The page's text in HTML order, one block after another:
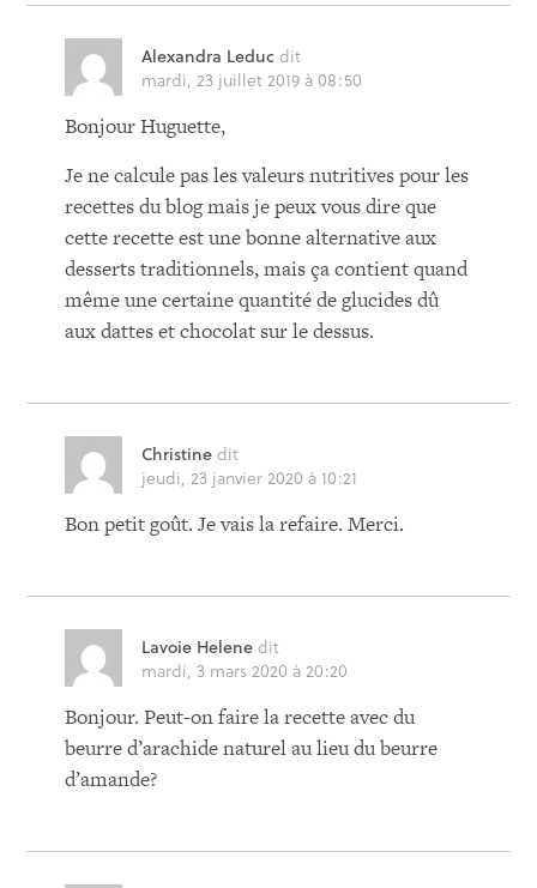
Alexandra Leduc dit
mardi, 23 juillet 2019 à 08:50
Bonjour Huguette,
Je ne calcule pas les valeurs nutritives pour les
recettes du blog mais je peux vous dire que
cette recette est une bonne alternative aux
desserts traditionnels, mais ça contient quand
même une certaine quantité de glucides dû
aux dattes et chocolat sur le dessus.
Christine dit
jeudi, 23 janvier 2020 à 10:21
Bon petit goût. Je vais la refaire. Merci.
Lavoie Helene dit
mardi, 3 mars 2020 à 20:20
Bonjour. Peut-on faire la recette avec du
beurre d’arachide naturel au lieu du beurre
d’amande?